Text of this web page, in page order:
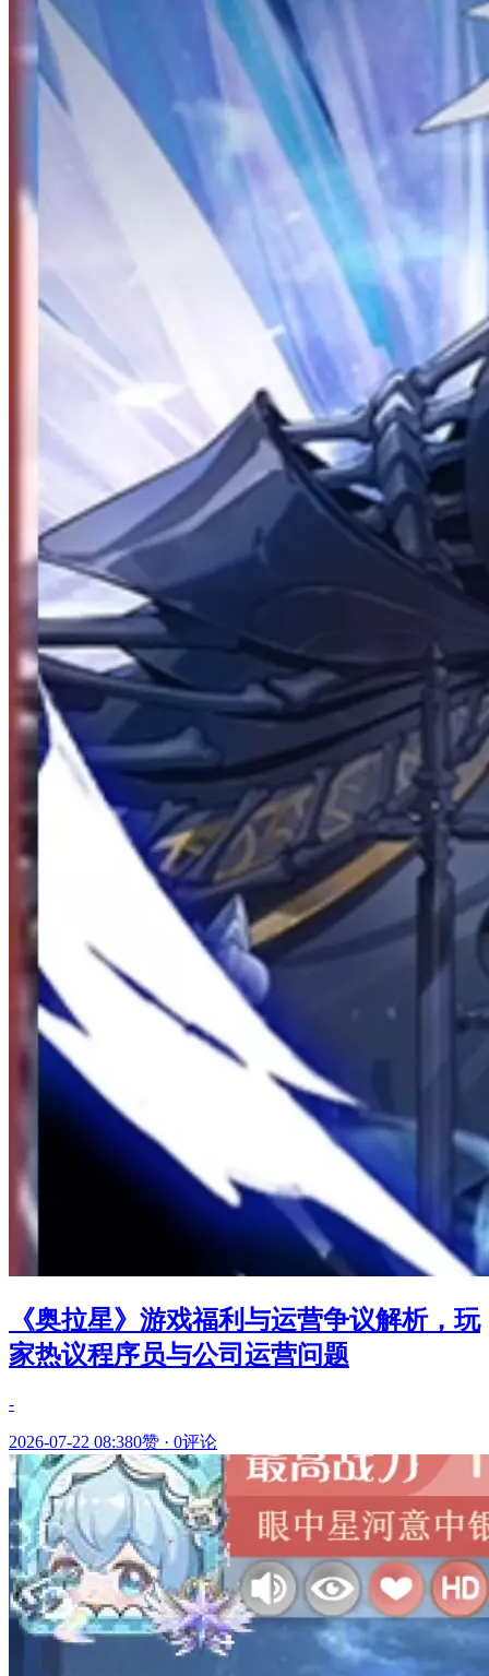
《奥拉星》游戏福利与运营争议解析，玩
家热议程序员与公司运营问题
-
2026-07-22 08:380赞 · 0评论